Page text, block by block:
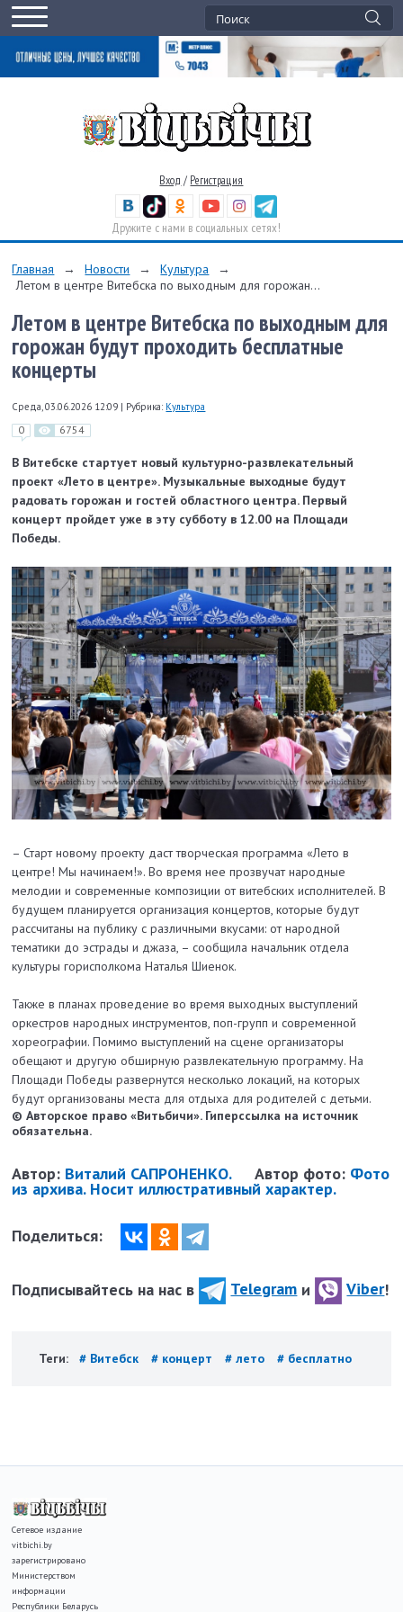
Вход / Регистрация
Дружите с нами в социальных сетях!
Главная → Новости → Культура
→
Летом в центре Витебска по выходным для горожан...
Летом в центре Витебска по выходным для
горожан будут проходить бесплатные
концерты
Среда, 03.06.2026 12:09 | Рубрика: Культура
0 6754
В Витебске стартует новый культурно-развлекательный
проект «Лето в центре». Музыкальные выходные будут
радовать горожан и гостей областного центра. Первый
концерт пройдет уже в эту субботу в 12.00 на Площади
Победы.
– Старт новому проекту даст творческая программа «Лето в
центре! Мы начинаем!». Во время нее прозвучат народные
мелодии и современные композиции от витебских исполнителей. В
будущем планируется организация концертов, которые будут
рассчитаны на публику с различными вкусами: от народной
тематики до эстрады и джаза, – сообщила начальник отдела
культуры горисполкома Наталья Шиенок.
Также в планах проведение во время выходных выступлений
оркестров народных инструментов, поп-групп и современной
хореографии. Помимо выступлений на сцене организаторы
обещают и другую обширную развлекательную программу. На
Площади Победы развернутся несколько локаций, на которых
будут организованы места для отдыха для родителей с детьми.
© Авторское право «Витьбичи». Гиперссылка на источник
обязательна.
Автор: Виталий САПРОНЕНКО. Автор фото: Фото
из архива. Носит иллюстративный характер.
Поделиться:
Подписывайтесь на нас в Telegram и Viber!
Теги: # Витебск # концерт # лето # бесплатно
Сетевое издание
vitbichi.by
зарегистрировано
Министерством
информации
Республики Беларусь